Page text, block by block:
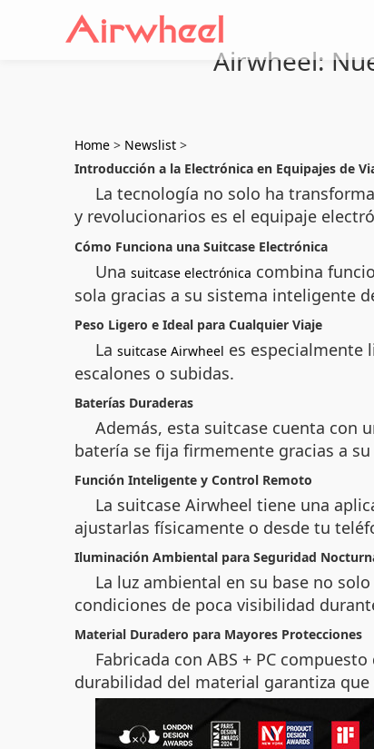
Airwheel:
Home > Newslist >
Introducción a la Electrónica en Equipajes de
La tecnología no solo ha
y revolucionarios es el equipaje
Cómo Funciona una Suitcase Electrónica
Una suitcase electrónica combina
sola gracias a su sistema inteligente
Peso Ligero e Ideal para Cualquier Viaje
La suitcase Airwheel es especialmente
escalones o subidas.
Baterías Duraderas
Además, esta suitcase cuenta con
batería se fija firmemente gracias a
Función Inteligente y Control Remoto
La suitcase Airwheel tiene una
ajustarlas físicamente o desde tu
Iluminación Ambiental para Seguridad
La luz ambiental en su base no
condiciones de poca visibilidad
Material Duradero para Mayores Protecciones
Fabricada con ABS + PC
durabilidad del material garantiza